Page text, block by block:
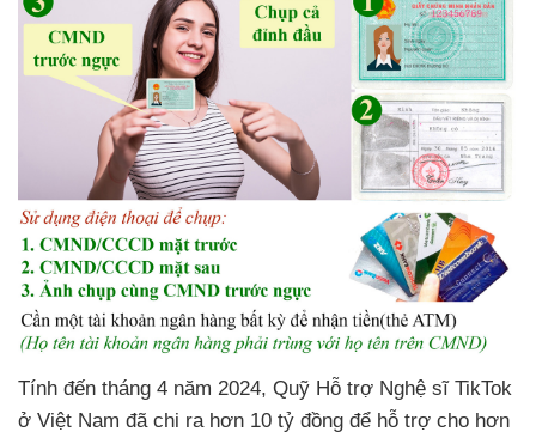
Tính đến tháng 4 năm 2024, Quỹ Hỗ trợ Nghệ sĩ TikTok
ở Việt Nam đã chi ra hơn 10 tỷ đồng để hỗ trợ cho hơn